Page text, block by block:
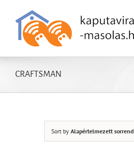
Kihagyás
CRAFTSMAN
Sort by Alapértelmezett sorrend